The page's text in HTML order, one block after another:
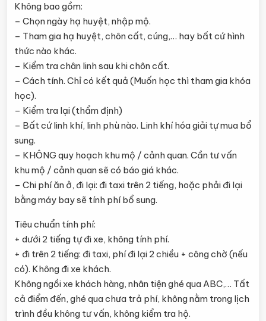
Không bao gồm:
– Chọn ngày hạ huyệt, nhập mộ.
– Tham gia hạ huyệt, chôn cất, cúng,… hay bất cứ hình
thức nào khác.
– Kiểm tra chân linh sau khi chôn cất.
– Cách tính. Chỉ có kết quả (Muốn học thì tham gia khóa
học).
– Kiểm tra lại (thẩm định)
– Bất cứ linh khí, linh phù nào. Linh khí hóa giải tự mua bổ
sung.
– KHÔNG quy hoạch khu mộ / cảnh quan. Cần tư vấn
khu mộ / cảnh quan sẽ có báo giá khác.
– Chi phí ăn ở, đi lại: đi taxi trên 2 tiếng, hoặc phải đi lại
bằng máy bay sẽ tính phí bổ sung.
Tiêu chuẩn tính phí:
+ dưới 2 tiếng tự đi xe, không tính phí.
+ đi trên 2 tiếng: đi taxi, phí đi lại 2 chiều + công chờ (nếu
có). Không đi xe khách.
Không ngồi xe khách hàng, nhân tiện ghé qua ABC,… Tất
cả điểm đến, ghé qua chưa trả phí, không nằm trong lịch
trình đều không tư vấn, không kiểm tra hộ.